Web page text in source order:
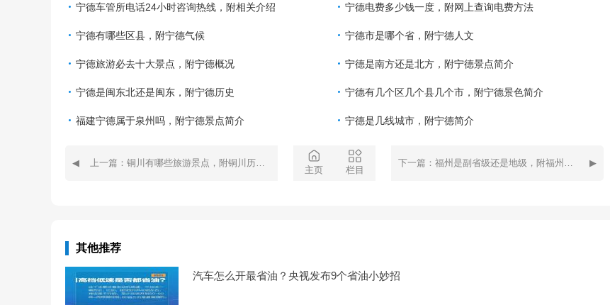
宁德车管所电话24小时咨询热线，附相关介绍 宁德电费多少钱一度，附网上查询电费方法
宁德有哪些区县，附宁德气候 宁德市是哪个省，附宁德人文
宁德旅游必去十大景点，附宁德概况 宁德是南方还是北方，附宁德景点简介
宁德是闽东北还是闽东，附宁德历史 宁德有几个区几个县几个市，附宁德景色简介
福建宁德属于泉州吗，附宁德景点简介 宁德是几线城市，附宁德简介
上一篇：铜川有哪些旅游景点，附铜川历史文化
主页 栏目
下一篇：福州是副省级还是地级，附福州地形
其他推荐
汽车怎么开最省油？央视发布9个省油小妙招